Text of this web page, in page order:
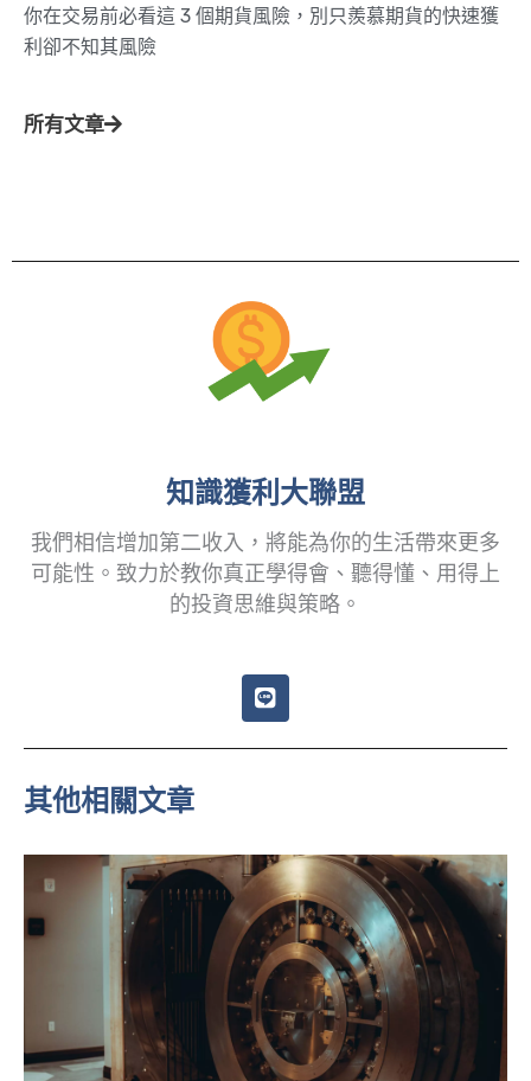
你在交易前必看這 3 個期貨風險，別只羨慕期貨的快速獲
利卻不知其風險
所有文章
知識獲利大聯盟
我們相信增加第二收入，將能為你的生活帶來更多
可能性。致力於教你真正學得會、聽得懂、用得上
的投資思維與策略。
L
i
e
其他相關文章